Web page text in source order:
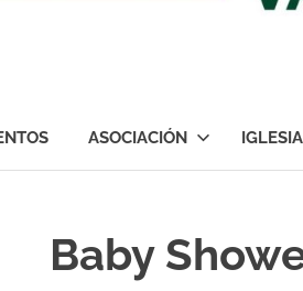
ASOCIACIÓN IGLESIA
Baby